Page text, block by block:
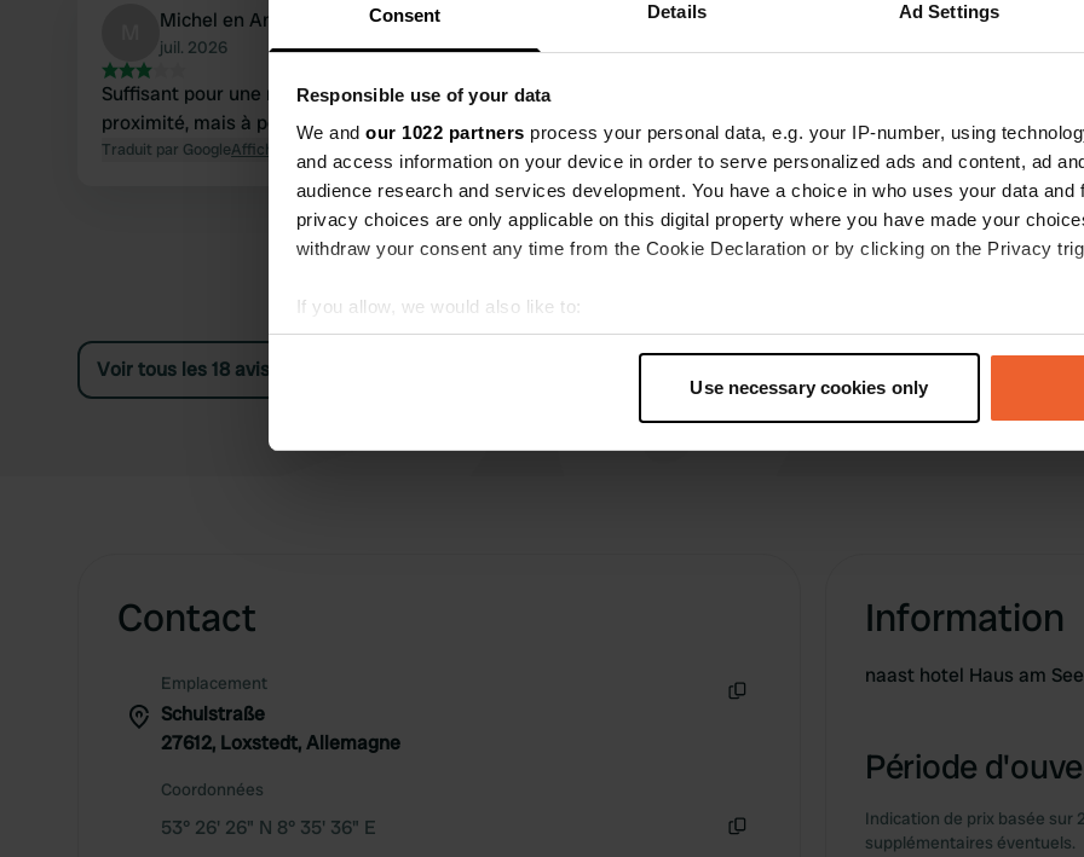
Consent Details Ad Settings
Responsible use of your data
We and our 1022 partners process your personal data, e.g. your IP-number, using
and access information on your device in order to serve personalized ads and content, ad
audience research and services development. You have a choice in who uses your data and
privacy choices are only applicable on this digital property where you have made your
withdraw your consent any time from the Cookie Declaration or by clicking on the Privacy
If you allow, we would also like to:
Collect information about your geographical location which can be accurate to within
Find out more about how your personal data is processed and set your preferences in the
Use necessary cookies only
Michel en Anna
juil. 2026
Suffisant pour une nuit de passage. Autoroute à
proximité, mais à peine audible. Aucun service.
Traduit par GoogleAfficher l'original
paul5266
mai 2025
beaucoup d'espace, j'étais là avec 4 autres
campeurs. Pas d'installations, mais nous
sommes autonomes et gratuits !! Nuit calme et
vous serez de retour sur l'autoroute en un rien
de temps. Pour une nuit en transit ce sont les
lire la suite
Afficher l'original
Voir tous les 18 avis
Contact
Emplacement
Schulstraße
27612, Loxstedt, Allemagne
Coordonnées
53° 26' 26" N 8° 35' 36" E
Information
naast hotel Haus am
Période
Indication de prix basée sur
supplémentaires éventuels.